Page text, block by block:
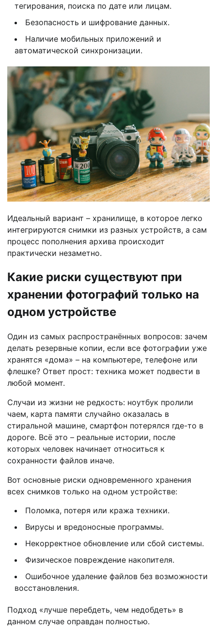
тегирования, поиска по дате или лицам.
Безопасность и шифрование данных.
Наличие мобильных приложений и
автоматической синхронизации.
Идеальный вариант – хранилище, в которое легко
интегрируются снимки из разных устройств, а сам
процесс пополнения архива происходит
практически незаметно.
Какие риски существуют при
хранении фотографий только на
одном устройстве
Один из самых распространённых вопросов: зачем
делать резервные копии, если все фотографии уже
хранятся «дома» – на компьютере, телефоне или
флешке? Ответ прост: техника может подвести в
любой момент.
Случаи из жизни не редкость: ноутбук пролили
чаем, карта памяти случайно оказалась в
стиральной машине, смартфон потерялся где-то в
дороге. Всё это – реальные истории, после
которых человек начинает относиться к
сохранности файлов иначе.
Вот основные риски одновременного хранения
всех снимков только на одном устройстве:
Поломка, потеря или кража техники.
Вирусы и вредоносные программы.
Некорректное обновление или сбой системы.
Физическое повреждение накопителя.
Ошибочное удаление файлов без возможности
восстановления.
Подход «лучше перебдеть, чем недобдеть» в
данном случае оправдан полностью.